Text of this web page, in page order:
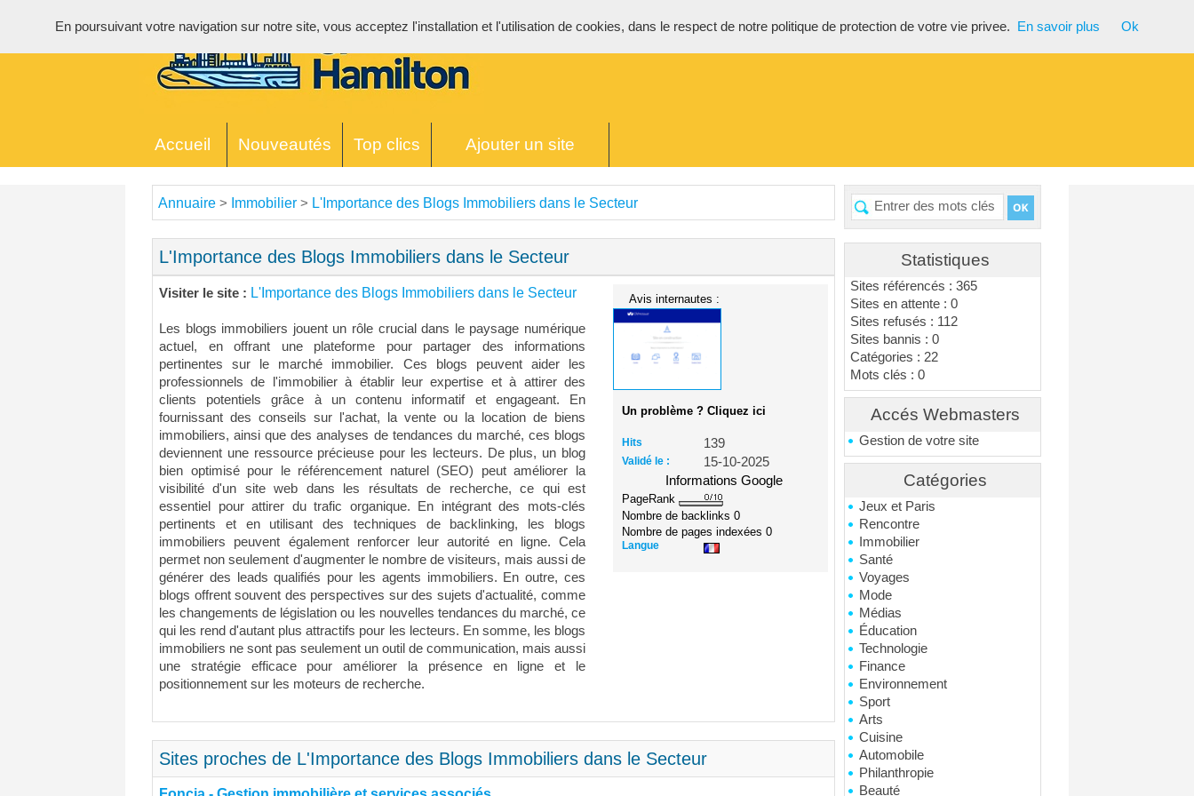
Accueil Nouveautés Top clics Ajouter un site
Statistiques
Sites référencés : 365
Sites en attente : 0
Sites refusés : 112
Sites bannis : 0
Catégories : 22
Mots clés : 0
Accés Webmasters
Gestion de votre site
Catégories
Jeux et Paris
Rencontre
Immobilier
Santé
Voyages
Mode
Médias
Éducation
Technologie
Finance
Environnement
Sport
Arts
Cuisine
Automobile
Philanthropie
Beauté
Annuaire > Immobilier > L'Importance des Blogs Immobiliers dans le Secteur
L'Importance des Blogs Immobiliers dans le Secteur
Visiter le site : L'Importance des Blogs Immobiliers dans le Secteur
Les blogs immobiliers jouent un rôle crucial dans le paysage numérique
actuel, en offrant une plateforme pour partager des informations
pertinentes sur le marché immobilier. Ces blogs peuvent aider les
professionnels de l'immobilier à établir leur expertise et à attirer des
clients potentiels grâce à un contenu informatif et engageant. En
fournissant des conseils sur l'achat, la vente ou la location de biens
immobiliers, ainsi que des analyses de tendances du marché, ces blogs
deviennent une ressource précieuse pour les lecteurs. De plus, un blog
bien optimisé pour le référencement naturel (SEO) peut améliorer la
visibilité d'un site web dans les résultats de recherche, ce qui est
essentiel pour attirer du trafic organique. En intégrant des mots-clés
pertinents et en utilisant des techniques de backlinking, les blogs
immobiliers peuvent également renforcer leur autorité en ligne. Cela
permet non seulement d'augmenter le nombre de visiteurs, mais aussi de
générer des leads qualifiés pour les agents immobiliers. En outre, ces
blogs offrent souvent des perspectives sur des sujets d'actualité, comme
les changements de législation ou les nouvelles tendances du marché, ce
qui les rend d'autant plus attractifs pour les lecteurs. En somme, les blogs
immobiliers ne sont pas seulement un outil de communication, mais aussi
une stratégie efficace pour améliorer la présence en ligne et le
positionnement sur les moteurs de recherche.
Avis internautes :
Un problème ? Cliquez ici
Hits 139
Validé le :
15-10-2025
Informations Google
PageRank
Nombre de backlinks0
Nombre de pages indexées0
Langue
Sites proches de L'Importance des Blogs Immobiliers dans le Secteur
En poursuivant votre navigation sur notre site, vous acceptez l'installation et l'utilisation de cookies, dans le respect de notre politique de protection de votre vie privee. En savoir plus Ok